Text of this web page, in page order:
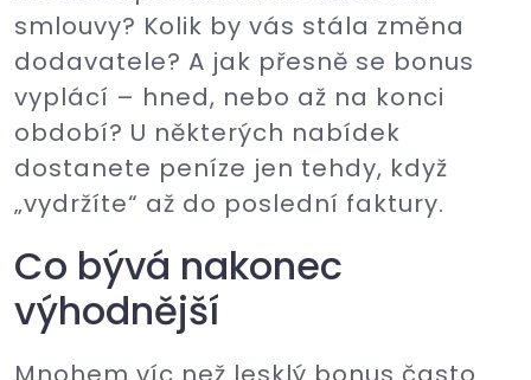
smlouvy? Kolik by vás stála změna
dodavatele? A jak přesně se bonus
vyplácí – hned, nebo až na konci
období? U některých nabídek
dostanete peníze jen tehdy, když
„vydržíte“ až do poslední faktury.
Co bývá nakonec
výhodnější